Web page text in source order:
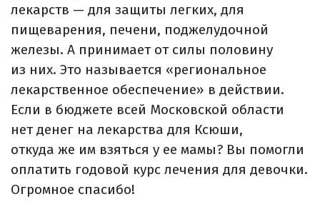
лекарств — для защиты легких, для
пищеварения, печени, поджелудочной
железы. А принимает от силы половину
из них. Это называется «региональное
лекарственное обеспечение» в действии.
Если в бюджете всей Московской области
нет денег на лекарства для Ксюши,
откуда же им взяться у ее мамы? Вы помогли
оплатить годовой курс лечения для девочки.
Огромное спасибо!